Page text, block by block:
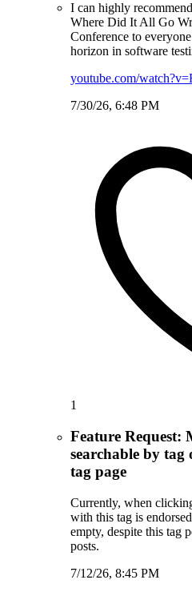
I can highly
Where Did It All Go
Conference to
horizon in software
youtube.com/
7/30/26, 6:48 PM
1
Feature Request:
searchable by tag
tag page
Currently, when
with this tag is
empty, despite this tag
posts.
7/12/26, 8:45 PM